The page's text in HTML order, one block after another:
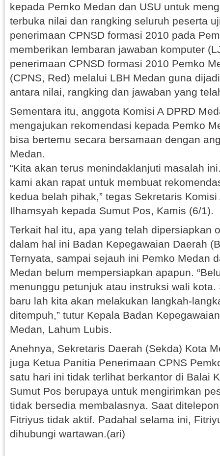
kepada Pemko Medan dan USU untuk
terbuka nilai dan rangking seluruh peserta
penerimaan CPNSD formasi 2010 pada
memberikan lembaran jawaban komputer
penerimaan CPNSD formasi 2010 Pemko
(CPNS, Red) melalui LBH Medan guna
antara nilai, rangking dan jawaban yang
Sementara itu, anggota Komisi A DPRD
mengajukan rekomendasi kepada Pemko
bisa bertemu secara bersamaan dengan
Medan.
“Kita akan terus menindaklanjuti masalah
kami akan rapat untuk membuat
kedua belah pihak,” tegas Sekretaris Komisi
Ilhamsyah kepada Sumut Pos, Kamis (6/1).
Terkait hal itu, apa yang telah dipersiapkan
dalam hal ini Badan Kepegawaian Daerah
Ternyata, sampai sejauh ini Pemko Medan
Medan belum mempersiapkan apapun.
menunggu petunjuk atau instruksi wali
baru lah kita akan melakukan langkah-
ditempuh,” tutur Kepala Badan
Medan, Lahum Lubis.
Anehnya, Sekretaris Daerah (Sekda) Kota
juga Ketua Panitia Penerimaan CPNS
satu hari ini tidak terlihat berkantor di Balai
Sumut Pos berupaya untuk mengirimkan
tidak bersedia membalasnya. Saat
Fitriyus tidak aktif. Padahal selama ini,
dihubungi wartawan.(ari)